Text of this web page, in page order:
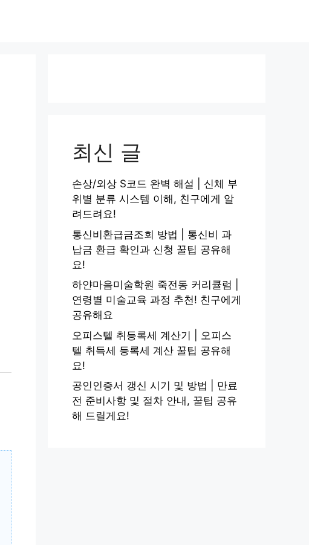
최신 글
손상/외상 S코드 완벽 해설 | 신체 부
위별 분류 시스템 이해, 친구에게 알
려드려요!
통신비환급금조회 방법 | 통신비 과
납금 환급 확인과 신청 꿀팁 공유해
요!
하얀마음미술학원 죽전동 커리큘럼 |
연령별 미술교육 과정 추천! 친구에게
공유해요
오피스텔 취등록세 계산기 | 오피스
텔 취득세 등록세 계산 꿀팁 공유해
요!
공인인증서 갱신 시기 및 방법 | 만료
전 준비사항 및 절차 안내, 꿀팁 공유
해 드릴게요!